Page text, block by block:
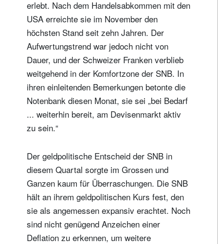
erlebt. Nach dem Handelsabkommen mit den
USA erreichte sie im November den
höchsten Stand seit zehn Jahren. Der
Aufwertungstrend war jedoch nicht von
Dauer, und der Schweizer Franken verblieb
weitgehend in der Komfortzone der SNB. In
ihren einleitenden Bemerkungen betonte die
Notenbank diesen Monat, sie sei „bei Bedarf
... weiterhin bereit, am Devisenmarkt aktiv
zu sein.“
Der geldpolitische Entscheid der SNB in
diesem Quartal sorgte im Grossen und
Ganzen kaum für Überraschungen. Die SNB
hält an ihrem geldpolitischen Kurs fest, den
sie als angemessen expansiv erachtet. Noch
sind nicht genügend Anzeichen einer
Deflation zu erkennen, um weitere